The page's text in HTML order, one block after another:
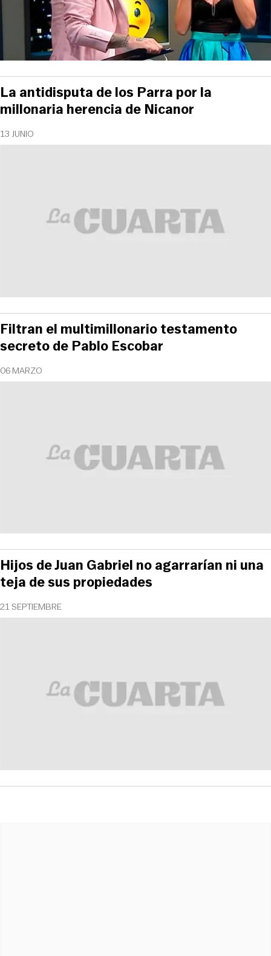
13 JUNIO
La antidisputa de los Parra por la
millonaria herencia de Nicanor
06 MARZO
Filtran el multimillonario testamento
secreto de Pablo Escobar
21 SEPTIEMBRE
Hijos de Juan Gabriel no agarrarían ni una
teja de sus propiedades